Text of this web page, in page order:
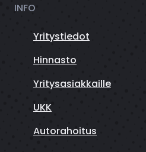
INFO
Yritystiedot
Hinnasto
Yritysasiakkaille
UKK
Autorahoitus